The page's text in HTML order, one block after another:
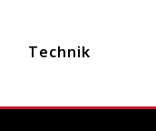
Technik